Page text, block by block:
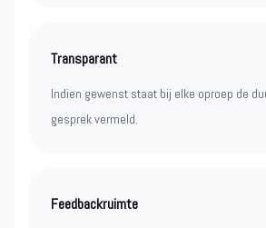
Transparant
Indien gewenst staat bij elke oproep de
gesprek vermeld.
Feedbackruimte